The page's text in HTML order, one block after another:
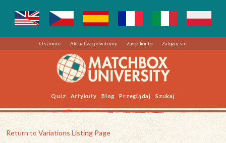
O stronie Aktualizacje witryny Załóż konto Zaloguj sie
Quiz Artykuły Blog Przeglądaj Szukaj
Return to Variations Listing Page